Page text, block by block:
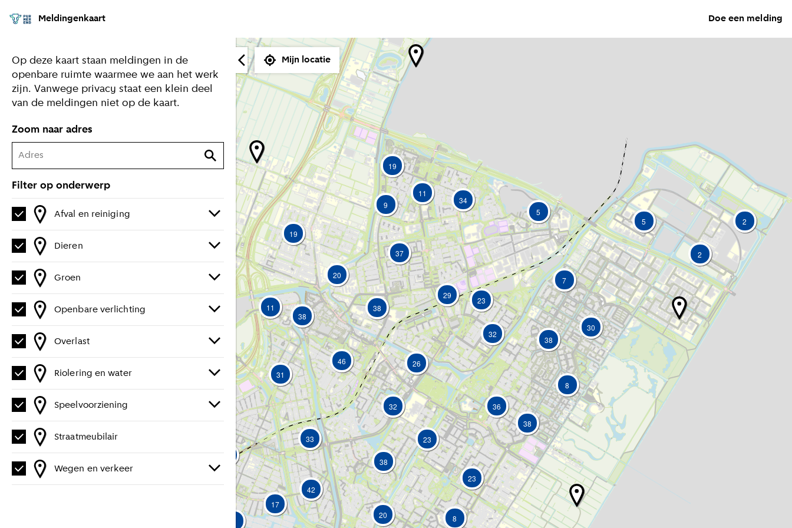
Meldingenkaart Doe een melding
11
19
19
9 34
26
29
37
20
38
31
11 38
46
24
33
32
38
20
42
17
38
32
23
8
8
23
36
38
5
23
7
30
2
2
5
Op deze kaart staan meldingen in de
openbare ruimte waarmee we aan het werk
zijn. Vanwege privacy staat een klein deel
van de meldingen niet op de kaart.
Zoom naar adres
Filter op onderwerp
Afval en reiniging
Dieren
Groen
Openbare verlichting
Overlast
Riolering en water
Speelvoorziening
Straatmeubilair
Wegen en verkeer
Mijn locatie